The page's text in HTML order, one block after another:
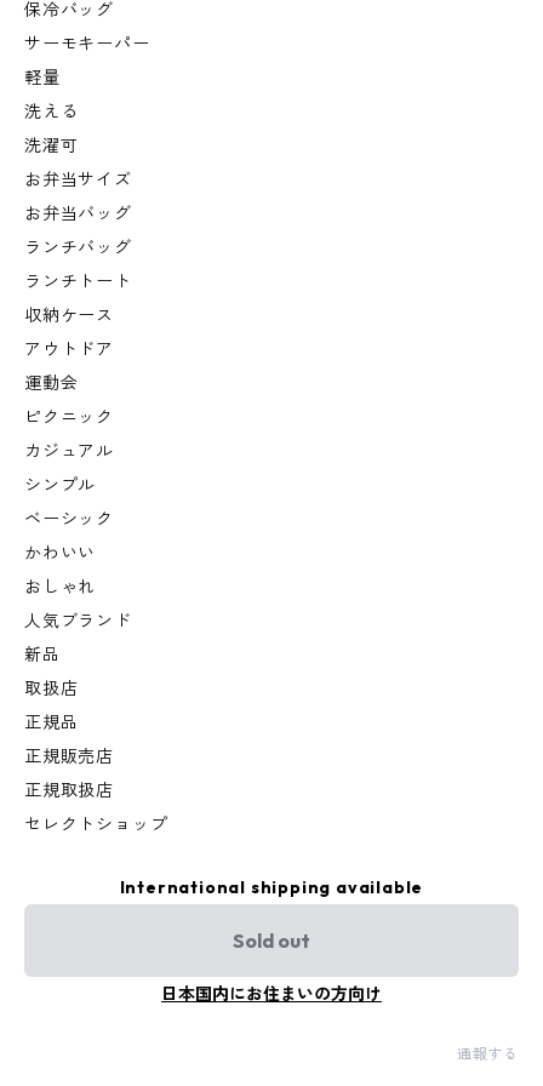
保冷バッグ
サーモキーパー
軽量
洗える
洗濯可
お弁当サイズ
お弁当バッグ
ランチバッグ
ランチトート
収納ケース
アウトドア
運動会
ピクニック
カジュアル
シンプル
ベーシック
かわいい
おしゃれ
人気ブランド
新品
取扱店
正規品
正規販売店
正規取扱店
セレクトショップ
International shipping available
Sold out
日本国内にお住まいの方向け
通報する